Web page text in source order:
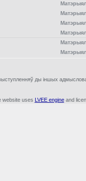
ды iншых
website uses LVEE engineand